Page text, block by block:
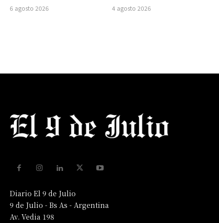
6 agosto 2026 4 agosto 2026
Diario El 9 de Julio
9 de Julio - Bs As - Argentina
Av. Vedia 198